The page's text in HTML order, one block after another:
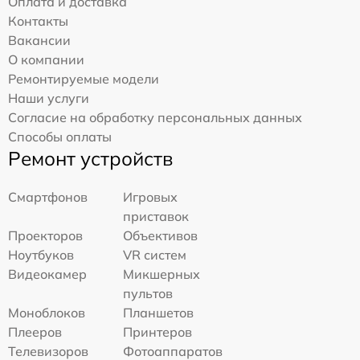
Контакты
Вакансии
О компании
Ремонтируемые модели
Наши услуги
Согласие на обработку персональных данных
Способы оплаты
Ремонт устройств
Смартфонов
Игровых
приставок
Проекторов
Объективов
Ноутбуков
VR систем
Видеокамер
Микшерных
пультов
Моноблоков
Планшетов
Плееров
Принтеров
Телевизоров
Фотоаппаратов